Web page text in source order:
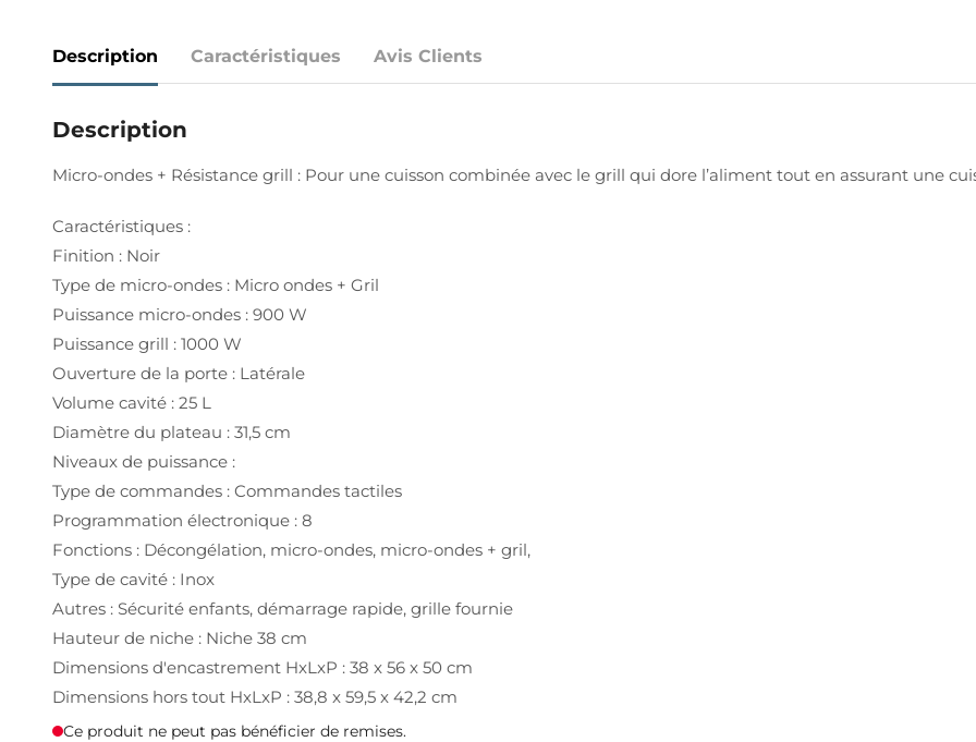
Description Caractéristiques Avis Clients
Description
Micro-ondes + Résistance grill : Pour une cuisson combinée avec le grill qui dore l’aliment tout en assurant une
Caractéristiques :
Finition : Noir
Type de micro-ondes : Micro ondes + Gril
Puissance micro-ondes : 900 W
Puissance grill : 1000 W
Ouverture de la porte : Latérale
Volume cavité : 25 L
Diamètre du plateau : 31,5 cm
Niveaux de puissance :
Type de commandes : Commandes tactiles
Programmation électronique : 8
Fonctions : Décongélation, micro-ondes, micro-ondes + gril,
Type de cavité : Inox
Autres : Sécurité enfants, démarrage rapide, grille fournie
Hauteur de niche : Niche 38 cm
Dimensions d'encastrement HxLxP : 38 x 56 x 50 cm
Dimensions hors tout HxLxP : 38,8 x 59,5 x 42,2 cm
Ce produit ne peut pas bénéficier de remises.